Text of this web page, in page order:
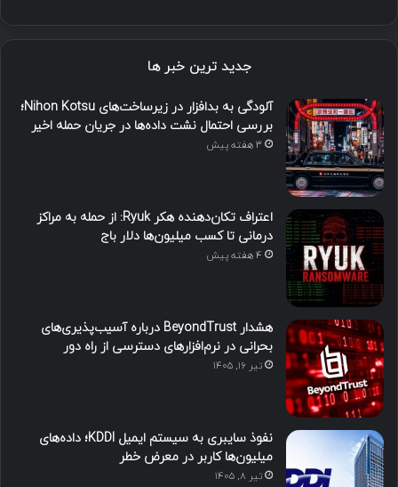
جدید ترین خبر ها
آلودگی به بدافزار در زیرساخت‌های Nihon Kotsu؛
بررسی احتمال نشت داده‌ها در جریان حمله اخیر
3 هفته پیش
اعتراف تکان‌دهنده هکر Ryuk: از حمله به مراکز
درمانی تا کسب میلیون‌ها دلار باج
4 هفته پیش
هشدار BeyondTrust درباره آسیب‌پذیری‌های
بحرانی در نرم‌افزارهای دسترسی از راه دور
تیر ۱۶, ۱۴۰۵
نفوذ سایبری به سیستم ایمیل KDDI؛ داده‌های
میلیون‌ها کاربر در معرض خطر
تیر ۸, ۱۴۰۵